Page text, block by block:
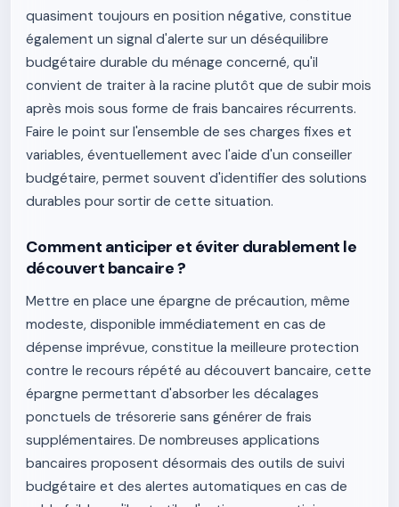
quasiment toujours en position négative, constitue
également un signal d'alerte sur un déséquilibre
budgétaire durable du ménage concerné, qu'il
convient de traiter à la racine plutôt que de subir mois
après mois sous forme de frais bancaires récurrents.
Faire le point sur l'ensemble de ses charges fixes et
variables, éventuellement avec l'aide d'un conseiller
budgétaire, permet souvent d'identifier des solutions
durables pour sortir de cette situation.
Comment anticiper et éviter durablement le
découvert bancaire ?
Mettre en place une épargne de précaution, même
modeste, disponible immédiatement en cas de
dépense imprévue, constitue la meilleure protection
contre le recours répété au découvert bancaire, cette
épargne permettant d'absorber les décalages
ponctuels de trésorerie sans générer de frais
supplémentaires. De nombreuses applications
bancaires proposent désormais des outils de suivi
budgétaire et des alertes automatiques en cas de